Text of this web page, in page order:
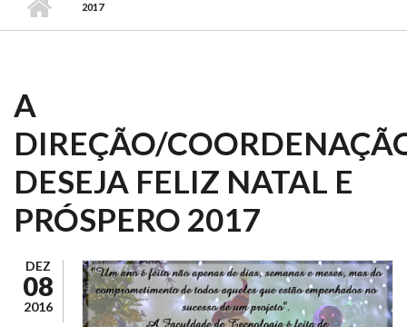
2017
A
DIREÇÃO/
DESEJA FELIZ NATAL E
PRÓSPERO 2017
DEZ
08
2016